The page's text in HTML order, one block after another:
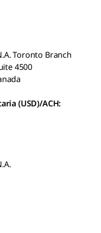
Toronto Branch
4500
(USD)/ACH: